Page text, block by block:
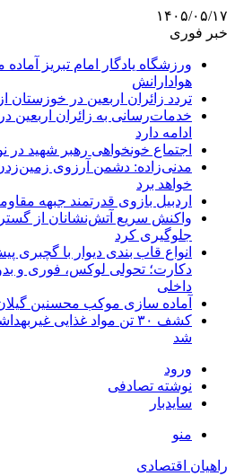
۱۴۰۵/۰۵/۱۷
خبر فوری
ورزشگاه یادگار امام تبریز آماده
هوادارانش
تردد زائران اربعین در خوزستان از مرز ۲
خدمات‌رسانی به زائران اربعین
ادامه دارد
اجتماع خونخواهی رهبر شهید در
مدنی‌زاده: دشمن آرزوی زمین‌زدن
خواهد برد
اردبیل بازوی قدرتمند جبهه
واکنش سریع آتش‌نشانان از
جلوگیری کرد
انواع قاب بندی دیوار با گچبری
دکارت؛ تحولی لوکس، فوری و
داخلی
آماده سازی موکب محسنین
کشف ۳۰ تن مواد غذایی
شد
ورود
نوشته تصادفی
سایدبار
منو
راهیان اقتصادی